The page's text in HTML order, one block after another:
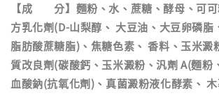
【成 分】麵粉、水、蔗糖、酵母、可可
方乳化劑(D-山梨醇、 大豆油、大豆卵磷脂
脂肪酸蔗糖脂)、焦糖色素、 香料、玉米澱
質改良劑(碳酸鈣、玉米澱粉、汎劑 A(麵粉
血酸鈉(抗氧化劑)、真菌澱粉液化酵素、